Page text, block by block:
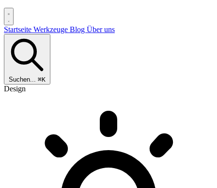
Startseite Werkzeuge Blog Über uns
Suchen... ⌘K
Design